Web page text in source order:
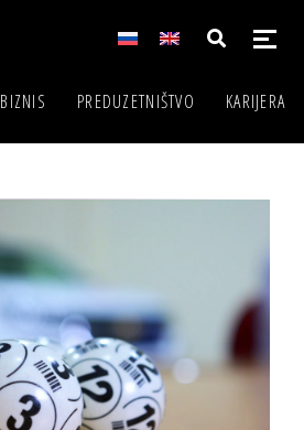
BIZNIS PREDUZETNIŠTVO KARIJERA